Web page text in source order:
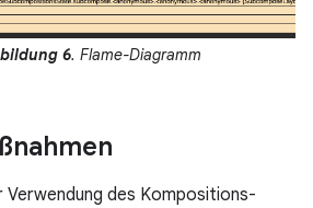
6. Flame-Diagramm
Verwendung des Kompositions-